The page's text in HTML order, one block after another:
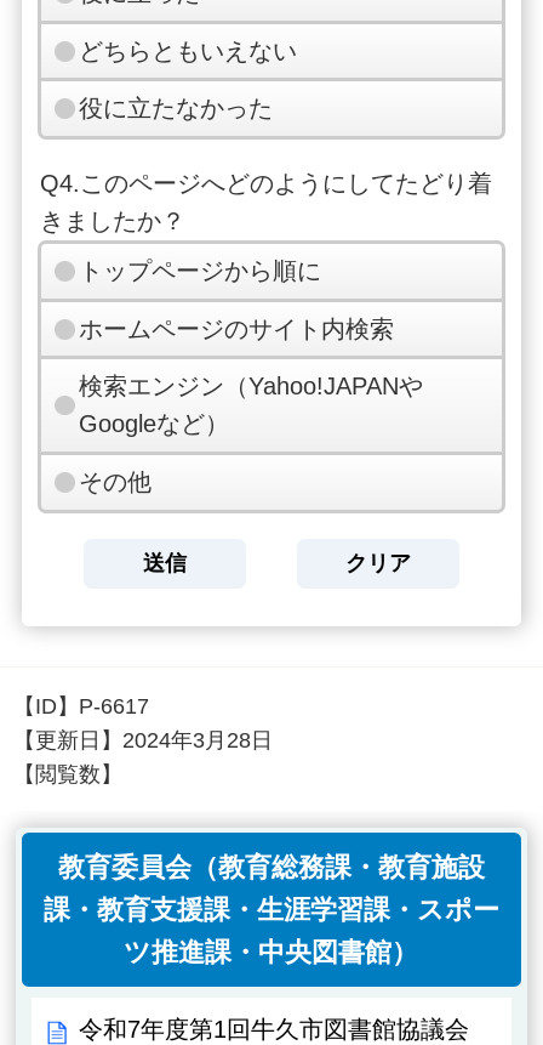
どちらともいえない
役に立たなかった
Q4.このページへどのようにしてたどり着
きましたか？
トップページから順に
ホームページのサイト内検索
検索エンジン（Yahoo!JAPANや
Googleなど）
その他
【ID】 P-6617
【更新日】 2024年3月28日
【閲覧数】
教育委員会（教育総務課・教育施設
課・教育支援課・生涯学習課・スポー
ツ推進課・中央図書館）
令和7年度第1回牛久市図書館協議会